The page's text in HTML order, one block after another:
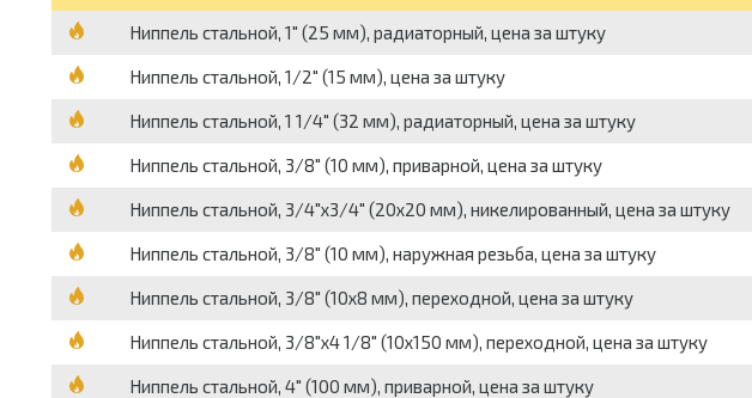
Ниппель стальной, 1" (25 мм), радиаторный, цена за штуку
Ниппель стальной, 1/2" (15 мм), цена за штуку
Ниппель стальной, 1 1/4" (32 мм), радиаторный, цена за штуку
Ниппель стальной, 3/8" (10 мм), приварной, цена за штуку
Ниппель стальной, 3/4"х3/4" (20х20 мм), никелированный, цена за штуку
Ниппель стальной, 3/8" (10 мм), наружная резьба, цена за штуку
Ниппель стальной, 3/8" (10х8 мм), переходной, цена за штуку
Ниппель стальной, 3/8"х4 1/8" (10х150 мм), переходной, цена за штуку
Ниппель стальной, 4" (100 мм), приварной, цена за штуку